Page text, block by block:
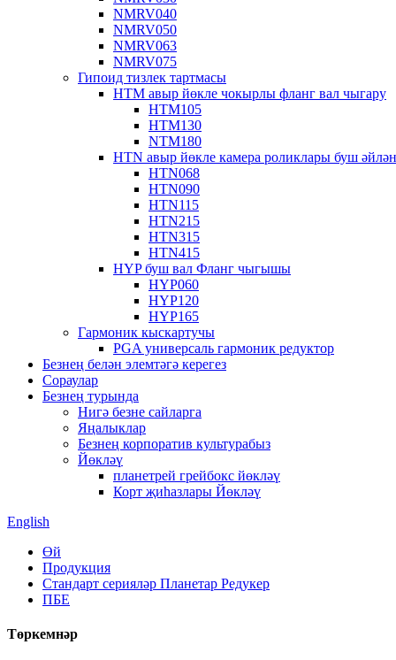
NMRV040
NMRV050
NMRV063
NMRV075
Гипоид тизлек тартмасы
HTM авыр йөкле чокырлы фланг вал чыгару
HTM105
HTM130
NTM180
HTN авыр йөкле камера роликлары буш
HTN068
HTN090
HTN115
HTN215
HTN315
HTN415
HYP буш вал Фланг чыгышы
HYP060
HYP120
HYP165
Гармоник кыскартучы
PGA универсаль гармоник редуктор
Безнең белән элемтәгә керегез
Сораулар
Безнең турында
Нигә безне сайларга
Яңалыклар
Безнең корпоратив культурабыз
Йөкләү
планетрей грейбокс йөкләү
Корт җиһазлары Йөкләү
English
Өй
Продукция
Стандарт серияләр Планетар Редукер
ПБЕ
Төркемнәр